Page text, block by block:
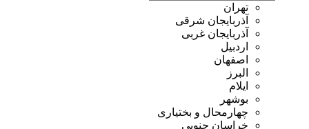
تهران
آذربایجان شرقی
آذربایجان غربی
اردبیل
اصفهان
البرز
ایلام
بوشهر
چهارمحال و بختیاری
خراسان جنوبی